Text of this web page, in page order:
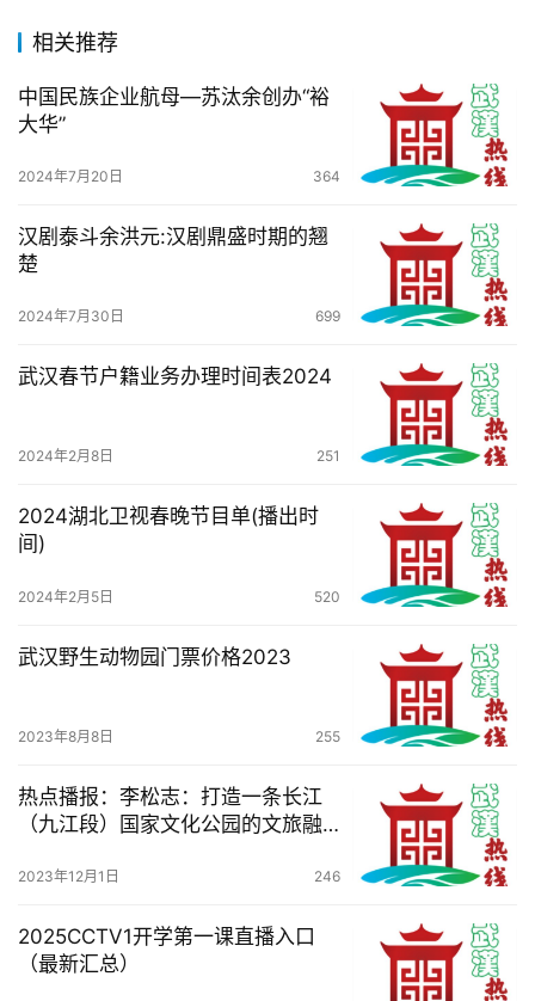
相关推荐
中国民族企业航母—苏汰余创办“裕
大华”
2024年7月20日 364
汉剧泰斗余洪元:汉剧鼎盛时期的翘
楚
2024年7月30日 699
武汉春节户籍业务办理时间表2024
2024年2月8日 251
2024湖北卫视春晚节目单(播出时
间)
2024年2月5日 520
武汉野生动物园门票价格2023
2023年8月8日 255
热点播报：李松志：打造一条长江
（九江段）国家文化公园的文旅融
2023年12月1日 246
2025CCTV1开学第一课直播入口
（最新汇总）